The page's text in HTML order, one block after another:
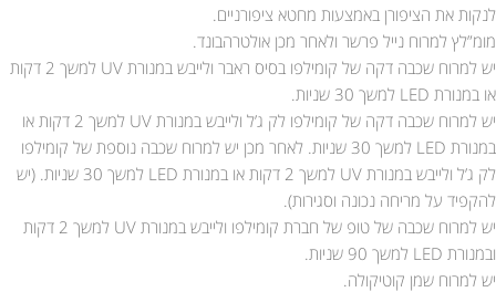
לנקות את הציפורן באמצעות מחטא ציפורניים.
מומ”לץ למרוח נייל פרשר ולאחר מכן אולטרהבונד.
יש למרוח שכבה דקה של קומילפו בסיס ראבר ולייבש במנורת UV למשך 2 דקות
או במנורת LED למשך 30 שניות.
יש למרוח שכבה דקה של קומילפו לק ג’ל ולייבש במנורת UV למשך 2 דקות או
במנורת LED למשך 30 שניות. לאחר מכן יש למרוח שכבה נוספת של קומילפו
לק ג’ל ולייבש במנורת UV למשך 2 דקות או במנורת LED למשך 30 שניות. (יש
להקפיד על מריחה נכונה וסגירות).
יש למרוח שכבה של טופ של חברת קומילפו ולייבש במנורת UV למשך 2 דקות
ובמנורת LED למשך 90 שניות.
יש למרוח שמן קוטיקולה.